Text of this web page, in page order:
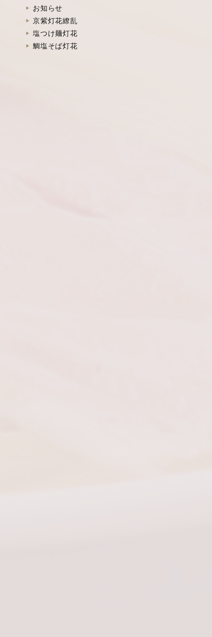
お知らせ
京紫灯花繚乱
塩つけ麺灯花
鯛塩そば灯花